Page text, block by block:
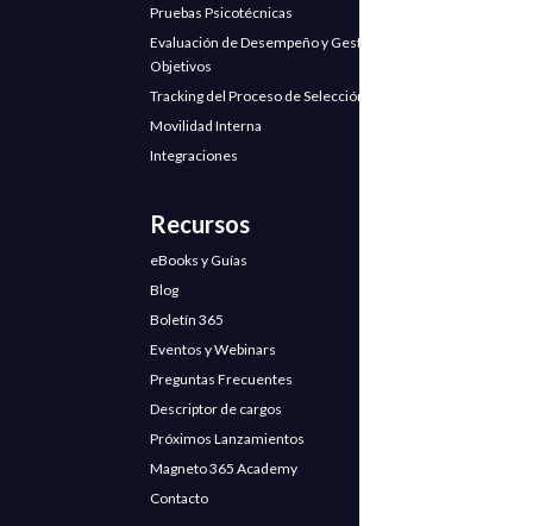
Pruebas Psicotécnicas
Evaluación de Desempeño y Gestión de
Objetivos
Tracking del Proceso de Selección
Movilidad Interna
Integraciones
Recursos
eBooks y Guías
Blog
Boletín 365
Eventos y Webinars
Preguntas Frecuentes
Descriptor de cargos
Próximos Lanzamientos
Magneto 365 Academy
Contacto